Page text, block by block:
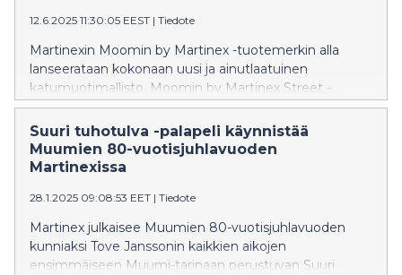
12.6.2025 11:30:05 EEST | Tiedote
Martinexin Moomin by Martinex -tuotemerkin alla
lanseerataan kokonaan uusi ja ainutlaatuinen
katumuotimallisto. Moomin by Martinex Street -
mallisto on suunniteltu yhteistyössä innovatiivisesta ja
rohkeasta tyylistään tunnetun suomalaisen
muotisuunnittelijan Mert Otsamon kanssa. Mallisto
juhlistaa Muumien 80-vuotisjuhlavuotta.
Suuri tuhotulva -palapeli käynnistää
Muumien 80-vuotisjuhlavuoden
Martinexissa
28.1.2025 09:08:53 EET | Tiedote
Martinex julkaisee Muumien 80-vuotisjuhlavuoden
kunniaksi Tove Janssonin kaikkien aikojen
ensimmäiseen Muumi-tarinaan perustuvan Suuri